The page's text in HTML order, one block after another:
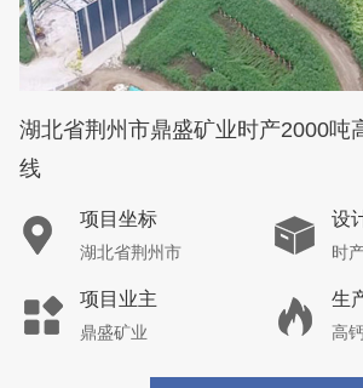
湖北省荆州市鼎盛矿业时产2000吨
线
项目坐标
湖北省荆州市
设
时
项目业主
鼎盛矿业
生
高